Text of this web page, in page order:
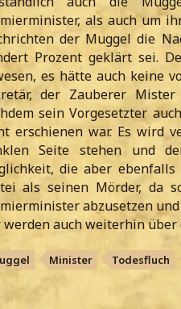
als auch um
der Muggel die
Prozent geklärt sei.
es hätte auch keine
der Zauberer
sein Vorgesetzter
erschienen war. Es wird
Seite stehen und
die aber
als seinen Mörder, da
abzusetzen
werden auch weiterhin über
Minister Todesfluch